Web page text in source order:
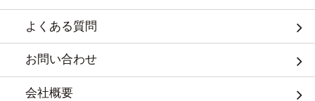
よくある質問
お問い合わせ
会社概要